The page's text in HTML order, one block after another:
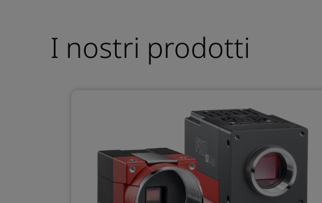
I nostri prodotti